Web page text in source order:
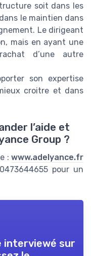
soit dans les
le maintien dans
Le dirigeant
mais en ayant une
d’une autre
son expertise
croitre et dans
l’aide et
Group ?
: www.adelyance.fr
pour un
interviewé sur